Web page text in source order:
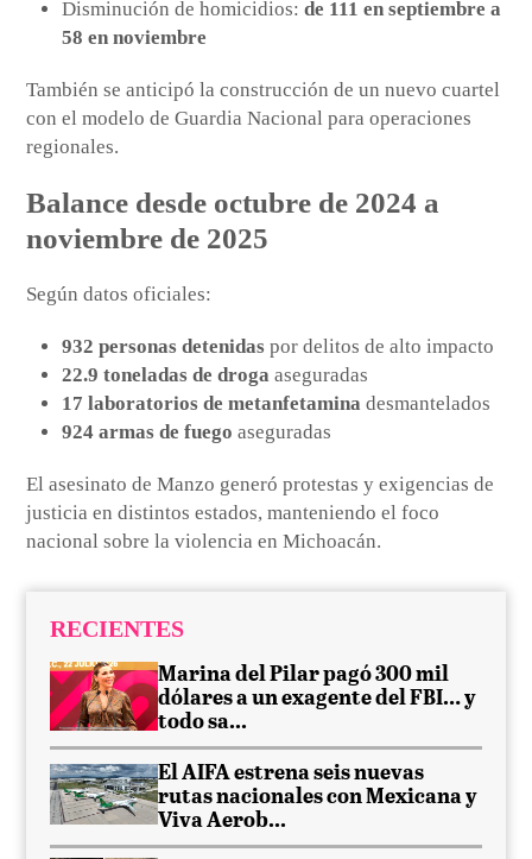
Disminución de homicidios:de 111 en septiembre a
58 en noviembre
También se anticipó la construcción de un nuevo cuartel
con el modelo de Guardia Nacional para operaciones
regionales.
Balance desde octubre de 2024 a
noviembre de 2025
Según datos oficiales:
932 personas detenidas por delitos de alto impacto
22.9 toneladas de droga aseguradas
17 laboratorios de metanfetamina desmantelados
924 armas de fuego aseguradas
El asesinato de Manzo generó protestas y exigencias de
justicia en distintos estados, manteniendo el foco
nacional sobre la violencia en Michoacán.
RECIENTES
Marina del Pilar pagó 300 mil
dólares a un exagente del FBI… y
todo sa...
El AIFA estrena seis nuevas
rutas nacionales con Mexicana y
Viva Aerob...